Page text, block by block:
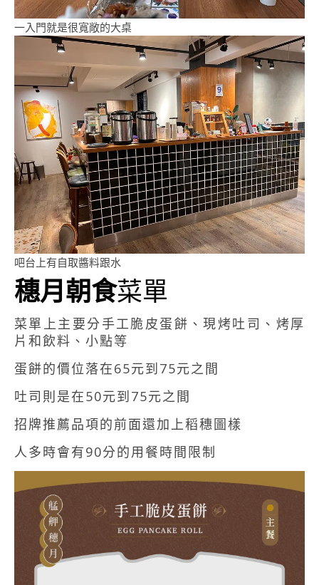
一入門就是很寬敞的大桌
吧台上有自取醬料跟水
穗月朝食菜單
菜單上主要分手工脆皮蛋餅、現烤吐司、烤厚
片和飲料、小點等
蛋餅的價位落在65元到75元之間
吐司則是在50元到75元之間
招牌推薦品項的前面還加上稻穗圖樣
人多時會有90分的用餐時間限制